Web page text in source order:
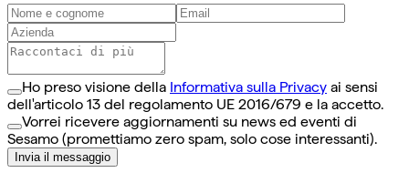
Ho preso visione della Informativa sulla Privacy ai sensi
dell'articolo 13 del regolamento UE 2016/679 e la accetto.
Vorrei ricevere aggiornamenti su news ed eventi di
Sesamo (promettiamo zero spam, solo cose interessanti).
Invia il messaggio